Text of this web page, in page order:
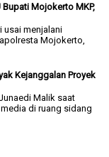
Bupati Mojokerto MKP,
usai menjalani
Mojokerto,
Kejanggalan Proyek
Malik saat
di ruang sidang